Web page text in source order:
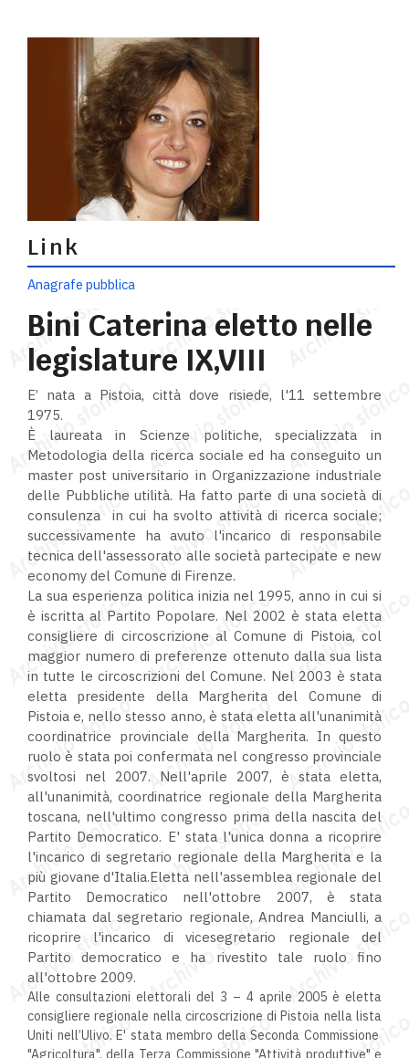
Link
Anagrafe pubblica
Bini Caterina eletto nelle
legislature IX,VIII
E’ nata a Pistoia, città dove risiede, l'11 settembre
1975.
È laureata in Scienze politiche, specializzata in
Metodologia della ricerca sociale ed ha conseguito un
master post universitario in Organizzazione industriale
delle Pubbliche utilità. Ha fatto parte di una società di
consulenza in cui ha svolto attività di ricerca sociale;
successivamente ha avuto l'incarico di responsabile
tecnica dell'assessorato alle società partecipate e new
economy del Comune di Firenze.
La sua esperienza politica inizia nel 1995, anno in cui si
è iscritta al Partito Popolare. Nel 2002 è stata eletta
consigliere di circoscrizione al Comune di Pistoia, col
maggior numero di preferenze ottenuto dalla sua lista
in tutte le circoscrizioni del Comune. Nel 2003 è stata
eletta presidente della Margherita del Comune di
Pistoia e, nello stesso anno, è stata eletta all'unanimità
coordinatrice provinciale della Margherita. In questo
ruolo è stata poi confermata nel congresso provinciale
svoltosi nel 2007. Nell'aprile 2007, è stata eletta,
all'unanimità, coordinatrice regionale della Margherita
toscana, nell'ultimo congresso prima della nascita del
Partito Democratico. E' stata l'unica donna a ricoprire
l'incarico di segretario regionale della Margherita e la
più giovane d'Italia.Eletta nell'assemblea regionale del
Partito Democratico nell'ottobre 2007, è stata
chiamata dal segretario regionale, Andrea Manciulli, a
ricoprire l'incarico di vicesegretario regionale del
Partito democratico e ha rivestito tale ruolo fino
all'ottobre 2009.
Alle consultazioni elettorali del 3 – 4 aprile 2005 è eletta
consigliere regionale nella circoscrizione di Pistoia nella lista
Uniti nell’Ulivo. E' stata membro della Seconda Commissione
"Agricoltura", della Terza Commissione "Attività produttive" e